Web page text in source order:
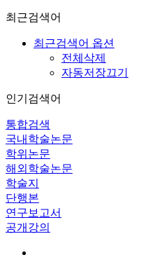
최근검색어
최근검색어 옵션
전체삭제
자동저장끄기
인기검색어
통합검색
국내학술논문
학위논문
해외학술논문
학술지
단행본
연구보고서
공개강의